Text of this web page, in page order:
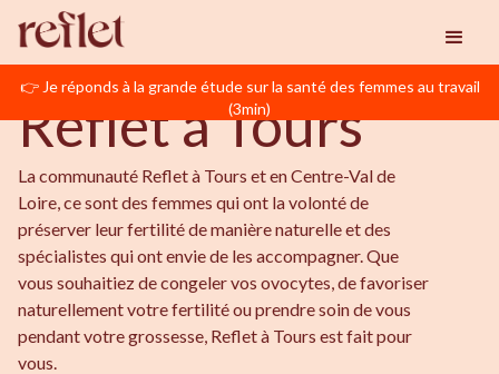
👉 Je réponds à la grande étude sur la santé des femmes au travail
(3min)
Reflet Tours
Reflet à Tours
La communauté Reflet à Tours et en Centre-Val de
Loire, ce sont des femmes qui ont la volonté de
préserver leur fertilité de manière naturelle et des
spécialistes qui ont envie de les accompagner. Que
vous souhaitiez de congeler vos ovocytes, de favoriser
naturellement votre fertilité ou prendre soin de vous
pendant votre grossesse, Reflet à Tours est fait pour
vous.